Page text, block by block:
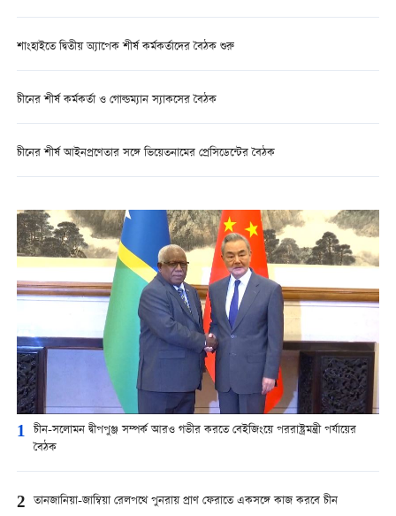
শাংহাইতে দ্বিতীয় অ্যাপেক শীর্ষ কর্মকর্তাদের বৈঠক শুরু
চীনের শীর্ষ কর্মকর্তা ও গোল্ডম্যান স্যাকসের বৈঠক
চীনের শীর্ষ আইনপ্রণেতার সঙ্গে ভিয়েতনামের প্রেসিডেন্টের বৈঠক
1 চীন-সলোমন দ্বীপপুঞ্জ সম্পর্ক আরও গভীর করতে বেইজিংয়ে পররাষ্ট্রমন্ত্রী পর্যায়ের
বৈঠক
2 তানজানিয়া-জাম্বিয়া রেলপথে পুনরায় প্রাণ ফেরাতে একসঙ্গে কাজ করবে চীন